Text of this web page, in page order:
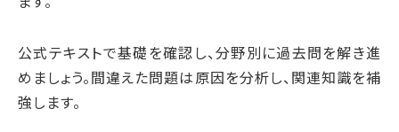
公式テキストで基礎を確認し、分野別に過去問を解き進
めましょう。間違えた問題は原因を分析し、関連知識を補
強します。